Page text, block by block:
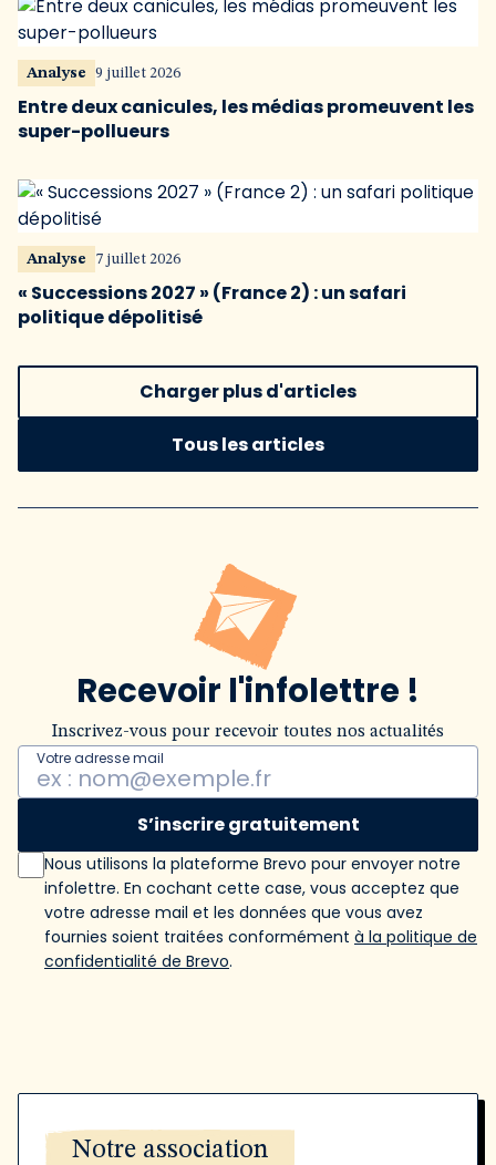
Analyse 9 juillet 2026
Entre deux canicules, les médias promeuvent les
super-pollueurs
Analyse 7 juillet 2026
« Successions 2027 » (France 2) : un safari
politique dépolitisé
Charger plus d'articles
Tous les articles
Recevoir l'infolettre !
Inscrivez-vous pour recevoir toutes nos actualités
Votre adresse mail
S’inscrire gratuitement
Nous utilisons la plateforme Brevo pour envoyer notre
infolettre. En cochant cette case, vous acceptez que
votre adresse mail et les données que vous avez
fournies soient traitées conformément à la politique de
confidentialité de Brevo.
Notre association